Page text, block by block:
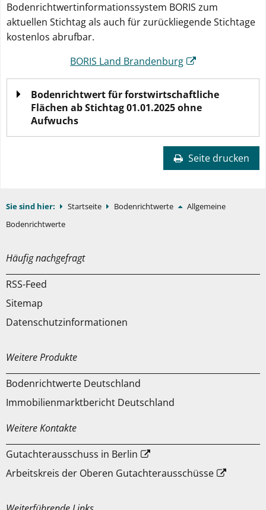
Bodenrichtwertinformationssystem BORIS zum
aktuellen Stichtag als auch für zurückliegende Stichtage
kostenlos abrufbar.
BORIS Land Brandenburg
Bodenrichtwert für forstwirtschaftliche
Flächen ab Stichtag 01.01.2025 ohne
Aufwuchs
Seite drucken
Sie sind hier: Startseite Bodenrichtwerte
Allgemeine
Bodenrichtwerte
Häufig nachgefragt
RSS-Feed
Sitemap
Datenschutzinformationen
Weitere Produkte
Bodenrichtwerte Deutschland
Immobilienmarktbericht Deutschland
Weitere Kontakte
Gutachterausschuss in Berlin
Arbeitskreis der Oberen Gutachterausschüsse